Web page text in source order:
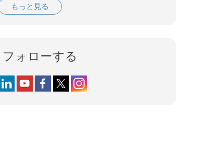
もっと見る
フォローする
Follow us on LinkedIn
Follow us on YouTube
Follow us on Facebook
Follow us on X (formerly Twitter)
Follow us on Instagram